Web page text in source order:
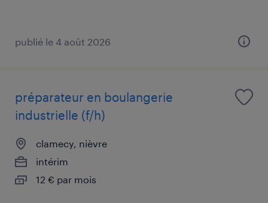
publié le 4 août 2026
préparateur en boulangerie
industrielle (f/h)
clamecy, nièvre
intérim
12 € par mois